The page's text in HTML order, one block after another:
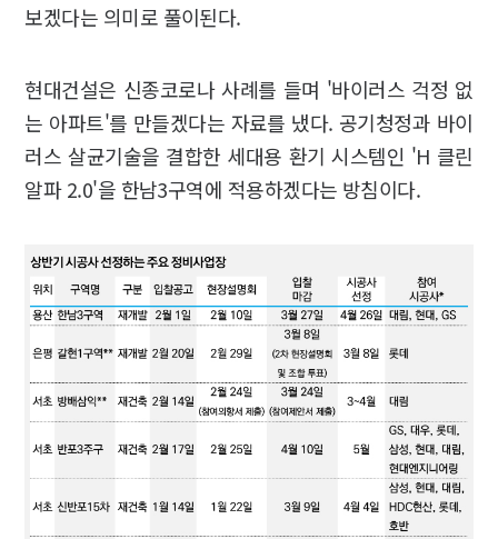
보겠다는 의미로 풀이된다.
현대건설은 신종코로나 사례를 들며 '바이러스 걱정 없
는 아파트'를 만들겠다는 자료를 냈다. 공기청정과 바이
러스 살균기술을 결합한 세대용 환기 시스템인 'H 클린
알파 2.0'을 한남3구역에 적용하겠다는 방침이다.